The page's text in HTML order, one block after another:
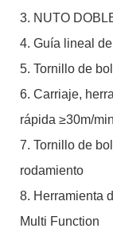
3. NUTO
4. Guía lineal
5. Tornillo de
6. Carriaje,
rápida ≥30m/
7. Tornillo de
8. Herramienta
Multi Function